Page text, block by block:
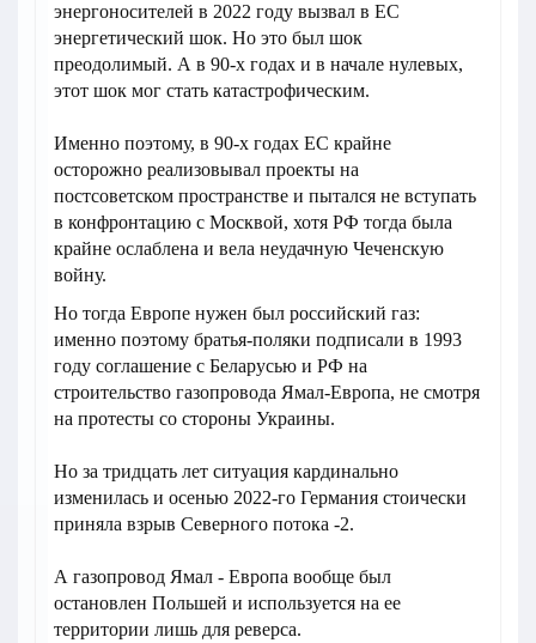
энергоносителей в 2022 году вызвал в ЕС
энергетический шок. Но это был шок
преодолимый. А в 90-х годах и в начале нулевых,
этот шок мог стать катастрофическим.
Именно поэтому, в 90-х годах ЕС крайне
осторожно реализовывал проекты на
постсоветском пространстве и пытался не вступать
в конфронтацию с Москвой, хотя РФ тогда была
крайне ослаблена и вела неудачную Чеченскую
войну.
Но тогда Европе нужен был российский газ:
именно поэтому братья-поляки подписали в 1993
году соглашение с Беларусью и РФ на
строительство газопровода Ямал-Европа, не смотря
на протесты со стороны Украины.
Но за тридцать лет ситуация кардинально
изменилась и осенью 2022-го Германия стоически
приняла взрыв Северного потока -2.
А газопровод Ямал - Европа вообще был
остановлен Польшей и используется на ее
территории лишь для реверса.